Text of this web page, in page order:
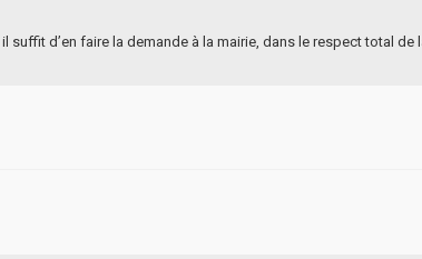
suffit d’en faire la demande à la mairie, dans le respect total